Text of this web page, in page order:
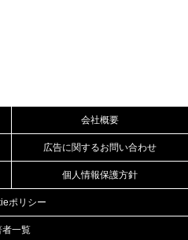
会社概要
広告に関するお問い合わせ
個人情報保護方針
ポリシー
者一覧